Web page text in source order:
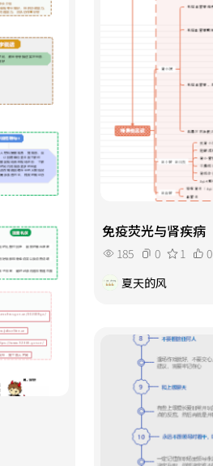
免疫荧光与肾疾病
185 0 1 0
夏天的风